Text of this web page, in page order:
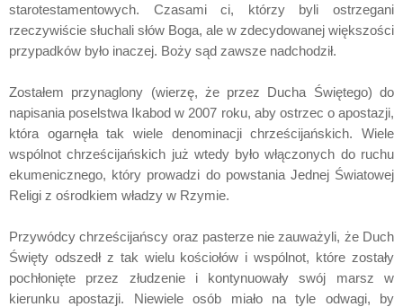
starotestamentowych. Czasami ci, którzy byli ostrzegani
rzeczywiście słuchali słów Boga, ale w zdecydowanej większości
przypadków było inaczej. Boży sąd zawsze nadchodził.
Zostałem przynaglony (wierzę, że przez Ducha Świętego) do
napisania poselstwa Ikabod w 2007 roku, aby ostrzec o apostazji,
która ogarnęła tak wiele denominacji chrześcijańskich. Wiele
wspólnot chrześcijańskich już wtedy było włączonych do ruchu
ekumenicznego, który prowadzi do powstania Jednej Światowej
Religi z ośrodkiem władzy w Rzymie.
Przywódcy chrześcijańscy oraz pasterze nie zauważyli, że Duch
Święty odszedł z tak wielu kościołów i wspólnot, które zostały
pochłonięte przez złudzenie i kontynuowały swój marsz w
kierunku apostazji. Niewiele osób miało na tyle odwagi, by